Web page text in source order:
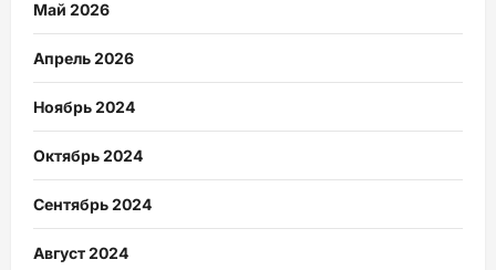
Май 2026
Апрель 2026
Ноябрь 2024
Октябрь 2024
Сентябрь 2024
Август 2024